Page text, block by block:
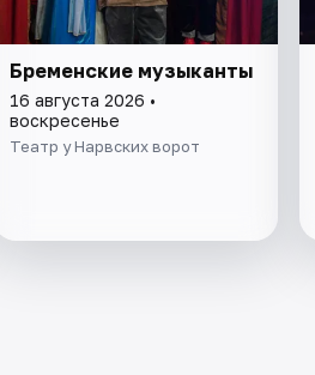
Бременские музыканты
16 августа 2026 •
воскресенье
Театр у Нарвских ворот